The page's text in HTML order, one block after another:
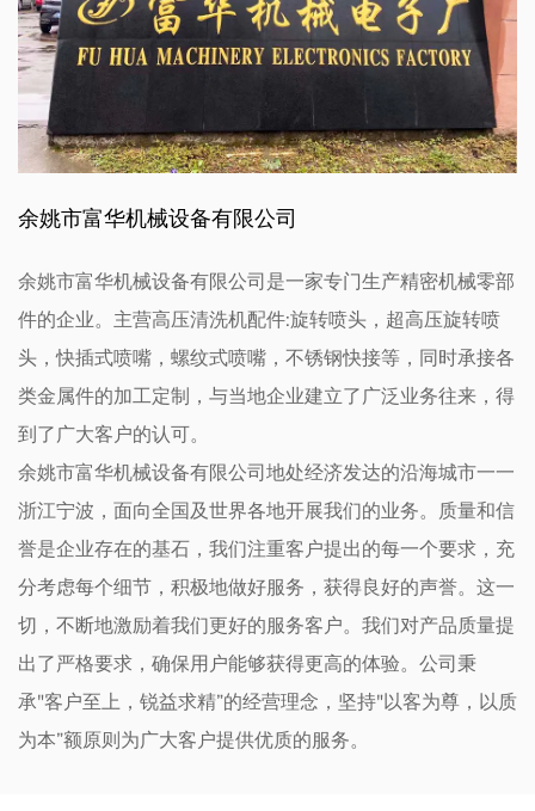
余姚市富华机械设备有限公司
余姚市富华机械设备有限公司是一家专门生产精密机械零部
件的企业。主营高压清洗机配件:旋转喷头，超高压旋转喷
头，快插式喷嘴，螺纹式喷嘴，不锈钢快接等，同时承接各
类金属件的加工定制，与当地企业建立了广泛业务往来，得
到了广大客户的认可。
余姚市富华机械设备有限公司地处经济发达的沿海城市一一
浙江宁波，面向全国及世界各地开展我们的业务。质量和信
誉是企业存在的基石，我们注重客户提出的每一个要求，充
分考虑每个细节，积极地做好服务，获得良好的声誉。这一
切，不断地激励着我们更好的服务客户。我们对产品质量提
出了严格要求，确保用户能够获得更高的体验。公司秉
承"客户至上，锐益求精”的经营理念，坚持"以客为尊，以质
为本”额原则为广大客户提供优质的服务。